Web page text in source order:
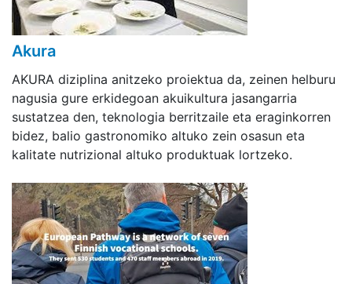
Akura
AKURA diziplina anitzeko proiektua da, zeinen helburu
nagusia gure erkidegoan akuikultura jasangarria
sustatzea den, teknologia berritzaile eta eraginkorren
bidez, balio gastronomiko altuko zein osasun eta
kalitate nutrizional altuko produktuak lortzeko.